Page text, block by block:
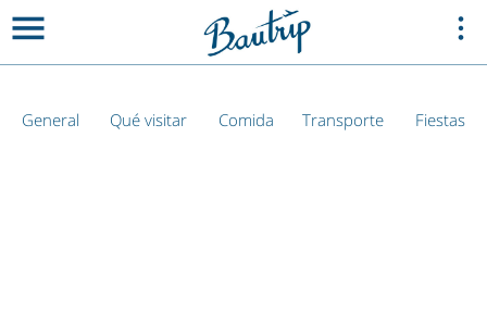
General Qué visitar Comida Transporte Fiestas